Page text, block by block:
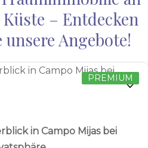
– Entdecken
unsere Angebote!
PREMIUM
in Campo Mijas bei